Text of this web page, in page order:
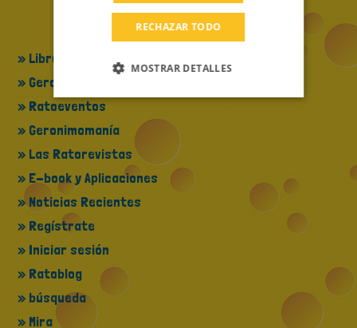
» Créditos
» Libros destacados
» Geronimo en TV
» Ratoeventos
» Geronimomanía
» Las Ratorevistas
» E-book y Aplicaciones
» Noticias Recientes
» Regístrate
» Iniciar sesión
» Ratoblog
» búsqueda
» Mira
DUTCH
RECHAZAR TODO
MOSTRAR DETALLES